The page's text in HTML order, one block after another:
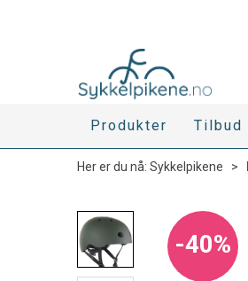
Produkter Tilbud
Her er du nå: Sykkelpikene >
40%